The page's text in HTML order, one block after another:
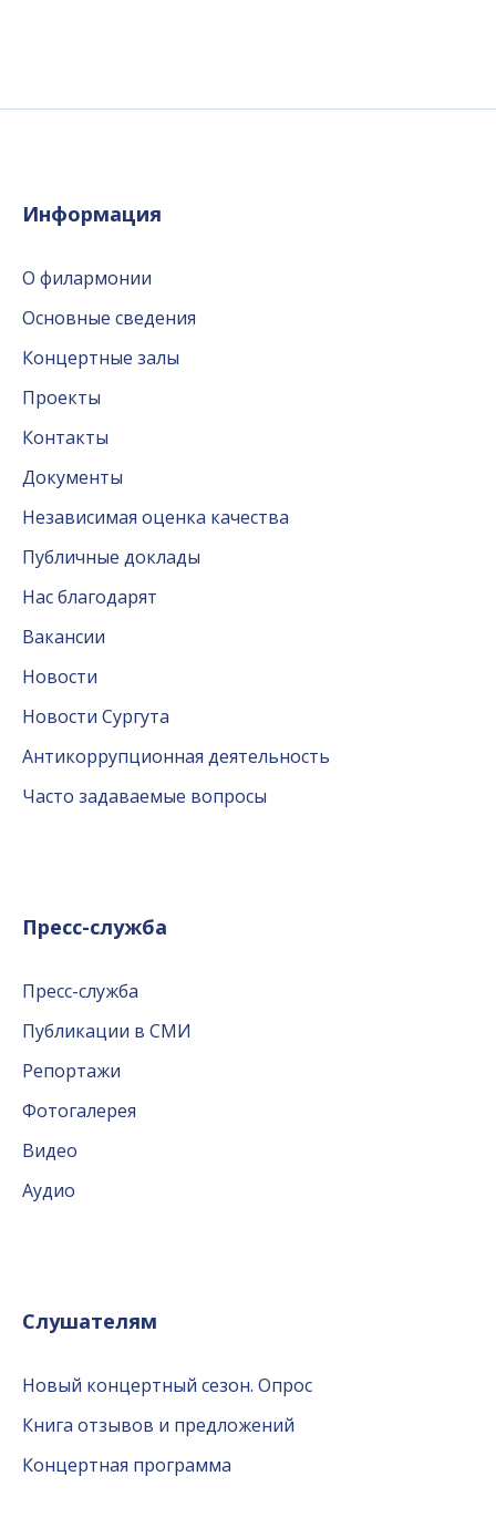
Информация
О филармонии
Основные сведения
Концертные залы
Проекты
Контакты
Документы
Независимая оценка качества
Публичные доклады
Нас благодарят
Вакансии
Новости
Новости Сургута
Антикоррупционная деятельность
Часто задаваемые вопросы
Пресс-служба
Пресс-служба
Публикации в СМИ
Репортажи
Фотогалерея
Видео
Аудио
Слушателям
Новый концертный сезон. Опрос
Книга отзывов и предложений
Концертная программа